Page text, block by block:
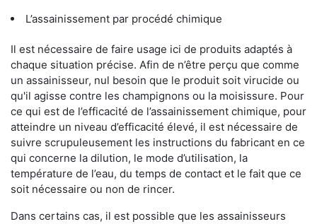
L’assainissement par procédé chimique
Il est nécessaire de faire usage ici de produits adaptés à
chaque situation précise. Afin de n’être perçu que comme
un assainisseur, nul besoin que le produit soit virucide ou
qu'il agisse contre les champignons ou la moisissure. Pour
ce qui est de l’efficacité de l’assainissement chimique, pour
atteindre un niveau d’efficacité élevé, il est nécessaire de
suivre scrupuleusement les instructions du fabricant en ce
qui concerne la dilution, le mode d’utilisation, la
température de l’eau, du temps de contact et le fait que ce
soit nécessaire ou non de rincer.
Dans certains cas, il est possible que les assainisseurs